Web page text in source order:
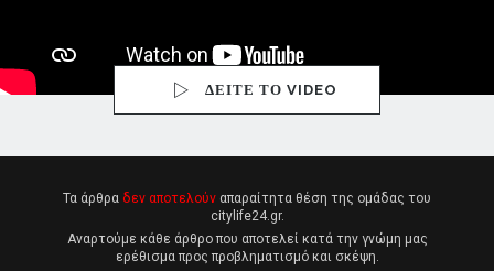
ΔΕΙΤΕ ΤΟ VIDEO
Τα άρθρα δεν αποτελούν απαραίτητα θέση της ομάδας του
citylife24.gr.
Αναρτούμε κάθε άρθρο που αποτελεί κατά την γνώμη μας
ερέθισμα προς προβληματισμό και σκέψη.